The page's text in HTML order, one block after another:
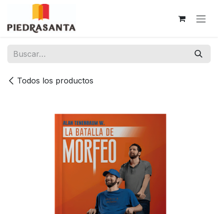
Ir al contenido
Todos los productos